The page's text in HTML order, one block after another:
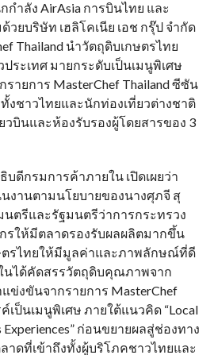
กำลัง AirAsia การบินไทย และ
วยบริษัท เฮลิโคเนีย เอช กรุ๊ป จำกัด
Thailand นำวัตถุดิบเกษตรไทย
ระเทศ มายกระดับเป็นเมนูพิเศษ
ายการ MasterChef Thailand ซีซัน
งชาวไทยและนักท่องเที่ยวต่างชาติ
วบินและห้องรับรองผู้โดยสารของ 3
ดีกรมการค้าภายใน เปิดเผยว่า
งานตามนโยบายของนางศุภจี สุ
ตรีและรัฐมนตรีว่าการกระทรวง
รให้มีตลาดรองรับผลผลิตมากขึ้น
รไทยให้มีมูลค่าและภาพลักษณ์ที่ดี
นได้คัดสรรวัตถุดิบคุณภาพจาก
ข่งขันจากรายการ MasterChef
เป็นเมนูพิเศษ ภายใต้แนวคิด “Local
Experiences” ก่อนขยายผลสู่ช่องทาง
าดที่เข้าถึงทั้งผู้บริโภคชาวไทยและ